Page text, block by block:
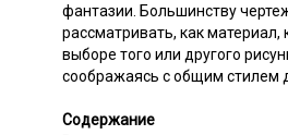
фантазии. Большинству
рассматривать, как материал,
выборе того или другого
соображаясь с общим стилем
Содержание